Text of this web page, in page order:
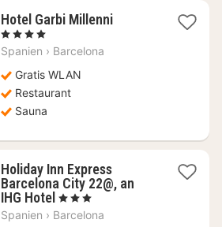
Hotel Garbi Millenni1
, 4 Sterne
Spanien › Barcelona
Gratis WLAN
Restaurant
Sauna
Holiday Inn Express
Barcelona City 22@, an
IHG Hotel 1
Nacht
, 3 Sterne
Spanien › Barcelona